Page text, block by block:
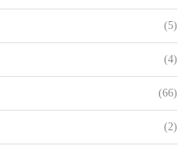
(5)
(4)
(66)
(2)